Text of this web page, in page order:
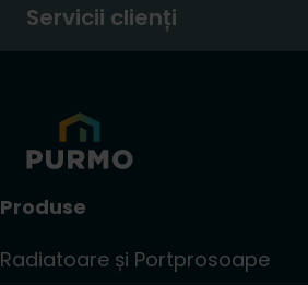
Servicii clienți
Produse
Radiatoare și Portprosoape